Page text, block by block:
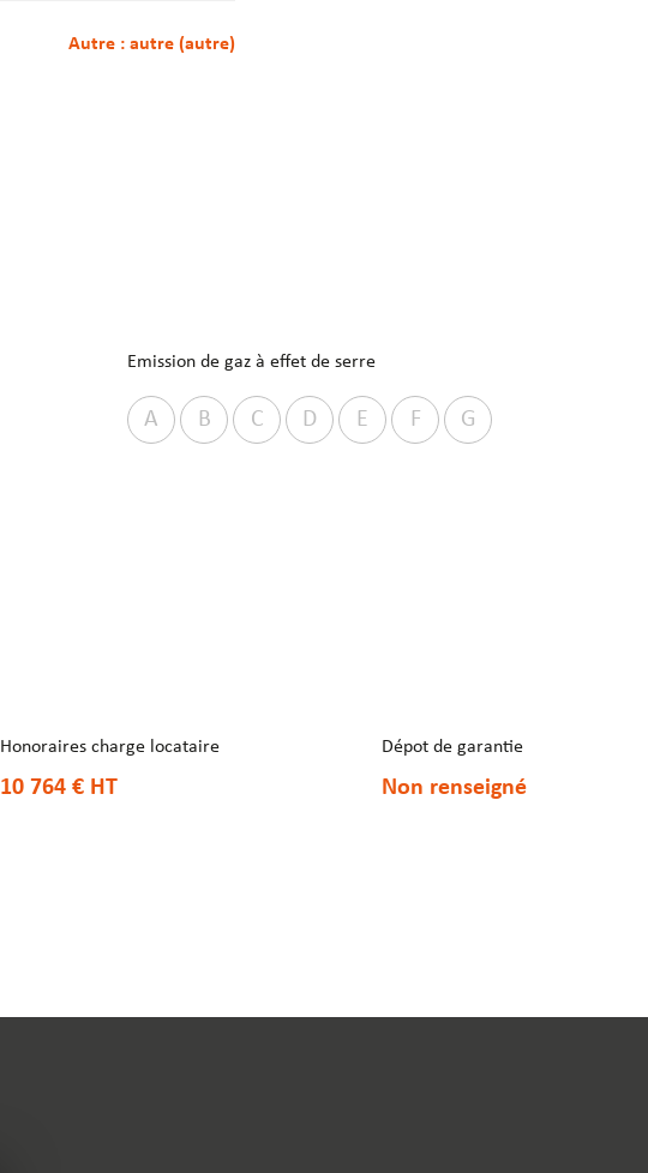
autre : autre (autre)
Emission de gaz à effet de serre
A B C D E F G
Honoraires charge locataire
10 764 € HT
Dépot de garantie
Non renseigné